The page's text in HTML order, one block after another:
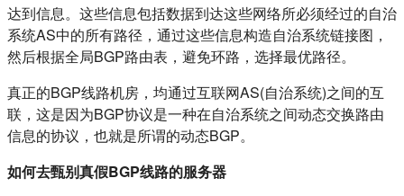
达到信息。这些信息包括数据到达这些网络所必须经过的自治
系统AS中的所有路径，通过这些信息构造自治系统链接图，
然后根据全局BGP路由表，避免环路，选择最优路径。
真正的BGP线路机房，均通过互联网AS(自治系统)之间的互
联，这是因为BGP协议是一种在自治系统之间动态交换路由
信息的协议，也就是所谓的动态BGP。
如何去甄别真假BGP线路的服务器